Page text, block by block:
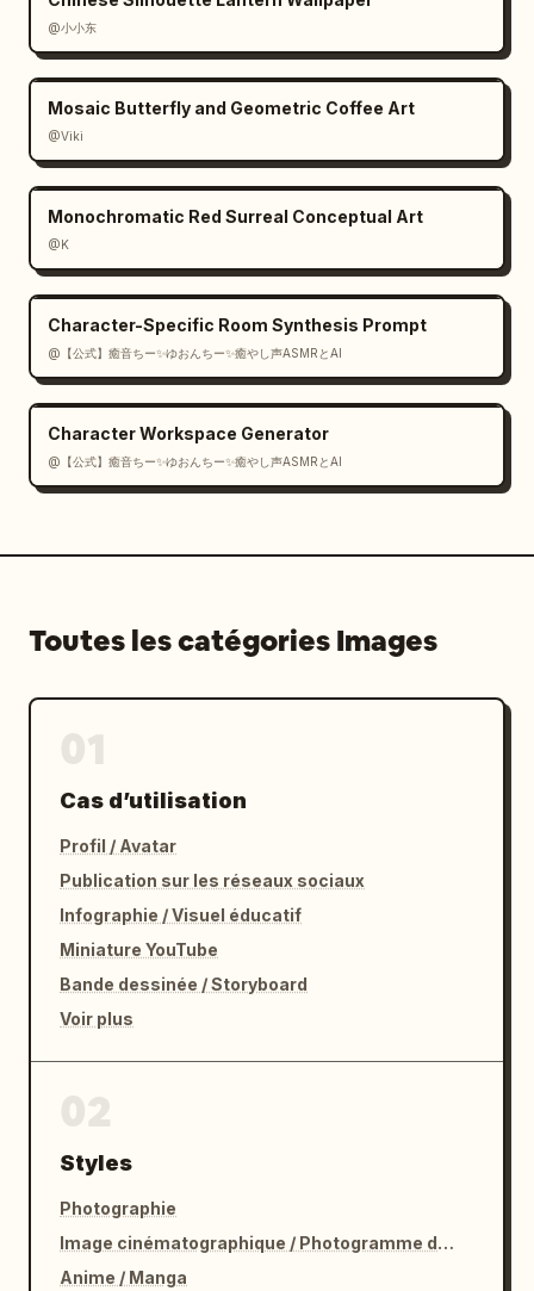
@小小东
Mosaic Butterfly and Geometric Coffee Art
@Viki
Monochromatic Red Surreal Conceptual Art
@K
Character-Specific Room Synthesis Prompt
@【公式】癒音ちー✨ゆおんちー✨癒やし声ASMRとAI
Character Workspace Generator
@【公式】癒音ちー✨ゆおんちー✨癒やし声ASMRとAI
Toutes les catégories Images
Cas d’utilisation
Profil / Avatar
Publication sur les réseaux sociaux
Infographie / Visuel éducatif
Miniature YouTube
Bande dessinée / Storyboard
Voir plus
Styles
Photographie
Image cinématographique / Photogramme de film
Anime / Manga